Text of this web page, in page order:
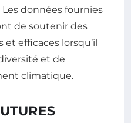
Les données fournies
de soutenir des
efficaces lorsqu’il
et de
climatique.